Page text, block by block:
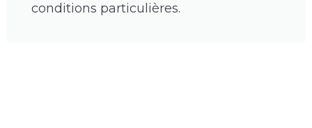
conditions particulières.